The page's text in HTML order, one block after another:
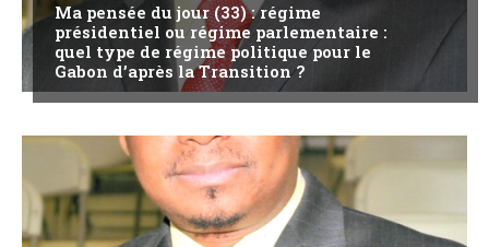
Ma pensée du jour (33) : régime
présidentiel ou régime parlementaire :
quel type de régime politique pour le
Gabon d’après la Transition ?